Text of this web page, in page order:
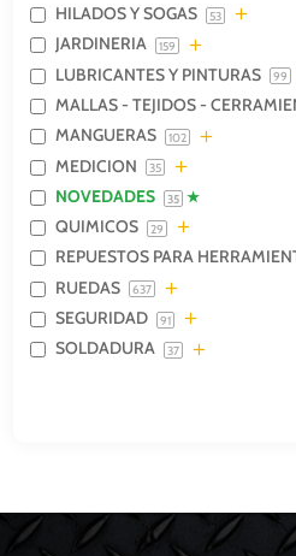
HILADOS Y SOGAS 53
JARDINERIA 159
LUBRICANTES Y PINTURAS 99
MALLAS - TEJIDOS -
MANGUERAS 102
MEDICION 35
NOVEDADES 35
QUIMICOS 29
REPUESTOS PARA
RUEDAS 637
SEGURIDAD 91
SOLDADURA 37